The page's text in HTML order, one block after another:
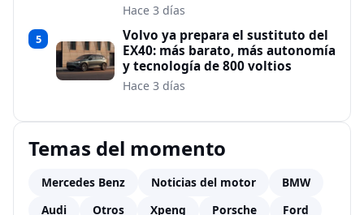
Hace 3 días
5
Volvo ya prepara el sustituto del
EX40: más barato, más autonomía
y tecnología de 800 voltios
Hace 3 días
Temas del momento
Mercedes Benz Noticias del motor
BMW
Audi
Otros Xpeng Porsche Ford